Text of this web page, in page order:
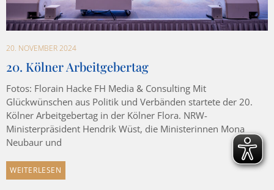
20. NOVEMBER 2024
20. Kölner Arbeitgebertag
Fotos: Florain Hacke FH Media & Consulting Mit
Glückwünschen aus Politik und Verbänden startete der 20.
Kölner Arbeitgebertag in der Kölner Flora. NRW-
Ministerpräsident Hendrik Wüst, die Ministerinnen Mona
Neubaur und
WEITERLESEN